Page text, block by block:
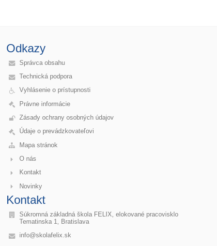
Odkazy
Správca obsahu
Technická podpora
Vyhlásenie o prístupnosti
Právne informácie
Zásady ochrany osobných údajov
Údaje o prevádzkovateľovi
Mapa stránok
O nás
Kontakt
Novinky
Kontakt
Súkromná základná škola FELIX, elokované pracovisklo
Tematinska 1, Bratislava
info@skolafelix.sk